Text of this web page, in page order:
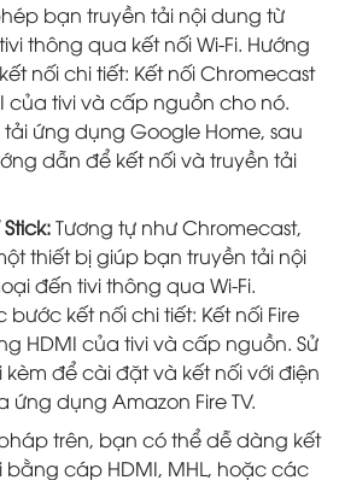
bạn truyền tải nội dung từ
thông qua kết nối Wi-Fi. Hướng
nối chi tiết: Kết nối Chromecast
của tivi và cấp nguồn cho nó.
tải ứng dụng Google Home, sau
dẫn để kết nối và truyền tải
Tương tự như Chromecast,
thiết bị giúp bạn truyền tải nội
đến tivi thông qua Wi-Fi.
kết nối chi tiết: Kết nối Fire
HDMI của tivi và cấp nguồn. Sử
để cài đặt và kết nối với điện
dụng Amazon Fire TV.
trên, bạn có thể dễ dàng kết
bằng cáp HDMI, MHL, hoặc các